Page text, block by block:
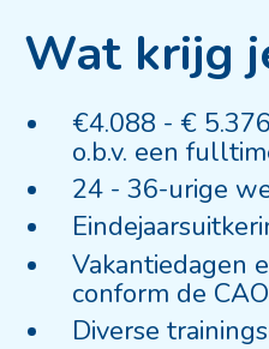
Wat krijg
€4.088 - €
o.b.v. een
24 - 36-urige
Vakantiedagen
conform de
Diverse